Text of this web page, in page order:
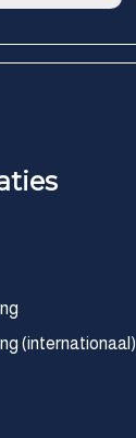
(internationaal)